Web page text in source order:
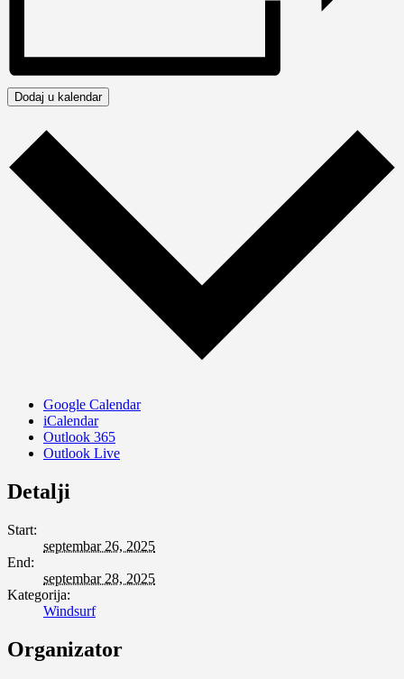
Dodaj u kalendar
Google Calendar
iCalendar
Outlook 365
Outlook Live
Detalji
Start:
septembar 26, 2025
End:
septembar 28, 2025
Kategorija:
Windsurf
Organizator